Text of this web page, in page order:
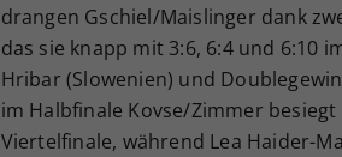
drangen Gschiel/Maislinger dank
das sie knapp mit 3:6, 6:4 und 6:10
Hribar (Slowenien) und
im Halbfinale Kovse/Zimmer
Viertelfinale, während Lea Haider-